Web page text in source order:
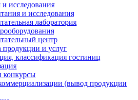
исследования
и исследования
лаборатория
центр
продукции и услуг
классификация гостиниц
конкурсы
(вывод продукции